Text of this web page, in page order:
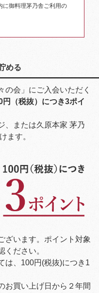
御料理茅乃舎ご利用の
める
の会」にご入会いただく
（税抜）につき3ポイ
、または久原本家 茅乃
ます。
ざいます。ポイント対象
ください。
は、100円(税抜)につき1
お買い上げ日から２年間